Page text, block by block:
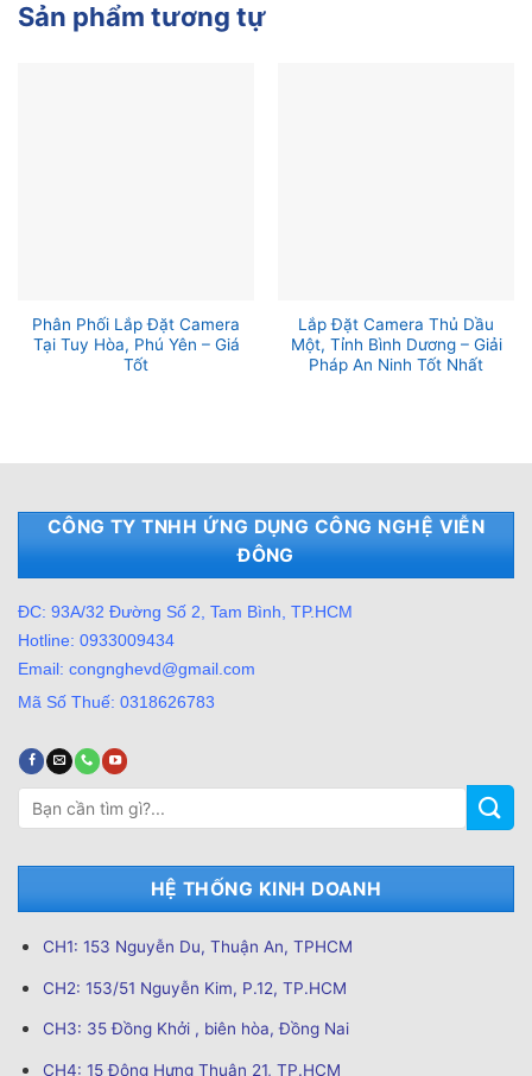
Sản phẩm tương tự
Phân Phối Lắp Đặt Camera
Tại Tuy Hòa, Phú Yên – Giá
Tốt
Lắp Đặt Camera Thủ Dầu
Một, Tỉnh Bình Dương – Giải
Pháp An Ninh Tốt Nhất
CÔNG TY TNHH ỨNG DỤNG CÔNG NGHỆ VIỄN
ĐÔNG
ĐC: 93A/32 Đường Số 2, Tam Bình, TP.HCM
Hotline: 0933009434
Email: congnghevd@gmail.com
Mã Số Thuế: 0318626783
Tìm
kiếm:
HỆ THỐNG KINH DOANH
CH1: 153 Nguyễn Du, Thuận An, TPHCM
CH2: 153/51 Nguyễn Kim, P.12, TP.HCM
CH3: 35 Đồng Khởi , biên hòa, Đồng Nai
CH4: 15 Đông Hưng Thuận 21, TP.HCM